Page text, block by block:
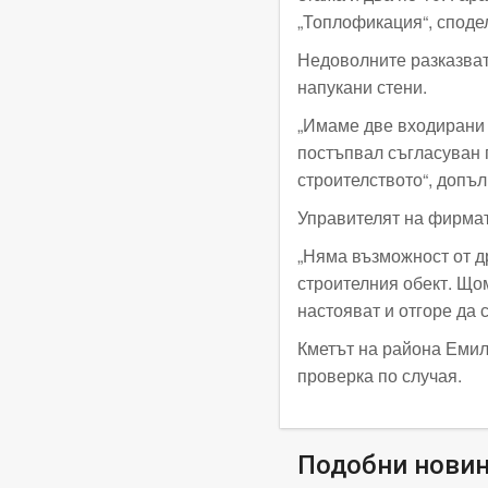
„Топлофикация“,
Недоволните
напукани стени.
„Имаме две
постъпвал
строителството“,
Управителят на
„Няма възможност от
строителния обект.
настояват и отгоре да
Кметът на района
проверка по случая.
Подобни